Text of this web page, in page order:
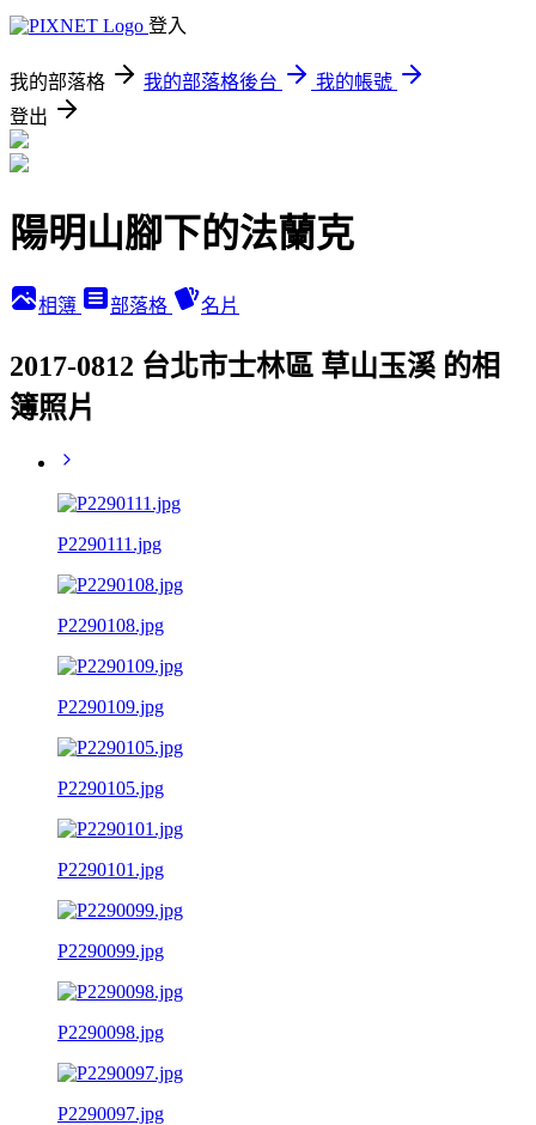
登入
我的部落格 我的部落格後台
我的帳號
登出
陽明山腳下的法蘭克
相簿 部落格 名片
2017-0812 台北市士林區 草山玉溪 的相
簿照片
P2290111.jpg
P2290108.jpg
P2290109.jpg
P2290105.jpg
P2290101.jpg
P2290099.jpg
P2290098.jpg
P2290097.jpg